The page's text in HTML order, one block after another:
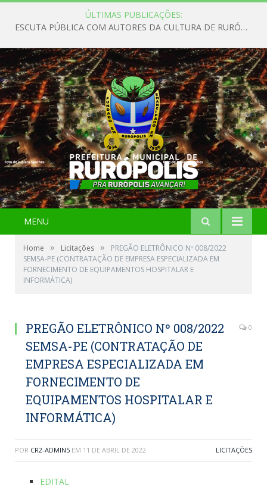
ÚLTIMAS PUBLICAÇÕES:
ESCUTA PÚBLICA COM AUTORES DA CULTURA DE RURÓPOLIS
MENU
Home » Licitações »
PREGÃO ELETRÔNICO Nº 008/2022
SEMSA-PE (CONTRATAÇÃO DE EMPRESA ESPECIALIZADA EM
FORNECIMENTO DE EQUIPAMENTOS HOSPITALAR E
INFORMÁTICA)
PREGÃO ELETRÔNICO Nº 008/2022
SEMSA-PE (CONTRATAÇÃO DE
EMPRESA ESPECIALIZADA EM
FORNECIMENTO DE
EQUIPAMENTOS HOSPITALAR E
INFORMÁTICA)
0
POR CR2-ADMIN5 EM 11 DE ABRIL DE 2022 LICITAÇÕES
EDITAL